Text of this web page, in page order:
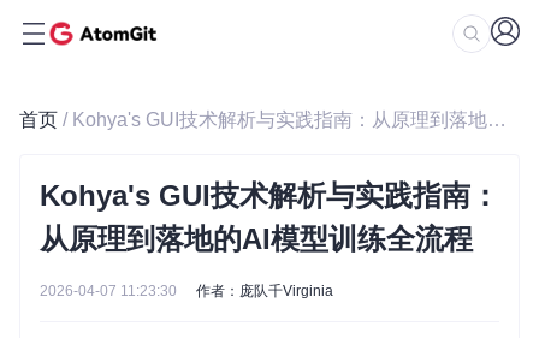
首页 / Kohya's GUI技术解析与实践指南：从原理到落地的AI模型训练全流程
Kohya's GUI技术解析与实践指南：
从原理到落地的AI模型训练全流程
2026-04-07 11:23:30 作者：庞队千Virginia